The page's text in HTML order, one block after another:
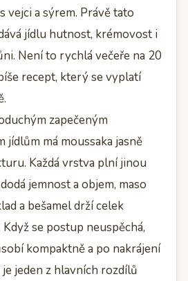
vejci a sýrem. Právě tato
jídlu hutnost, krémovost i
Není to rychlá večeře na 20
recept, který se vyplatí
zapečeným
jídlům má moussaka jasně
Každá vrstva plní jinou
jemnost a objem, maso
a bešamel drží celek
se postup neuspěchá,
kompaktně a po nakrájení
jeden z hlavních rozdílů